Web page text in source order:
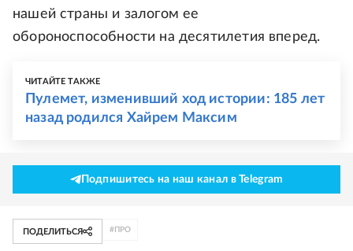
нашей страны и залогом ее
обороноспособности на десятилетия вперед.
ЧИТАЙТЕ ТАКЖЕ
Пулемет, изменивший ход истории: 185 лет
назад родился Хайрем Максим
Подпишитесь на наш канал в Telegram
ПОДЕЛИТЬСЯ # ПРО